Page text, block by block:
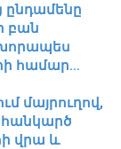
ընդամենը
բան
համար…
մայրուղով,
հանկարծ
վրա և